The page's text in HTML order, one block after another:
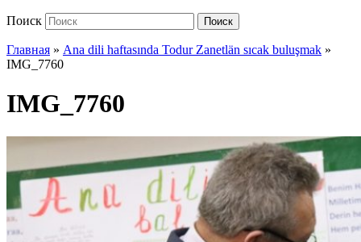
Поиск Поиск
Главная » Ana dili haftasında Todur Zanetlän sıcak buluşmak »
IMG_7760
IMG_7760